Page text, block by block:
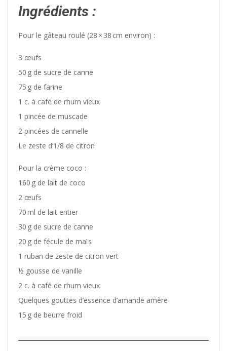
Ingrédients :
Pour le gâteau roulé (28 × 38 cm environ) :
3 œufs
50 g de sucre de canne
75 g de farine
1 c. à café de rhum vieux
1 pincée de muscade
2 pincées de cannelle
Le zeste d’1/8 de citron
Pour la crème coco :
160 g de lait de coco
2 œufs
70 ml de lait entier
30 g de sucre de canne
20 g de fécule de maïs
1 ruban de zeste de citron vert
½ gousse de vanille
2 c. à café de rhum vieux
Quelques gouttes d’essence d’amande amère
15 g de beurre froid